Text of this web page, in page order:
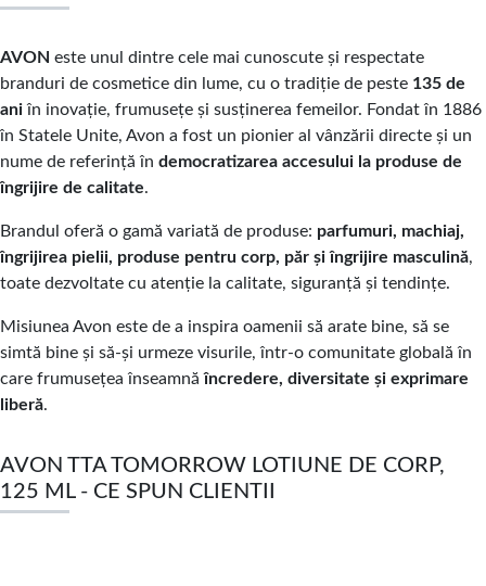
AVON este unul dintre cele mai cunoscute și respectate
branduri de cosmetice din lume, cu o tradiție de peste 135 de
aniîn inovație, frumusețe și susținerea femeilor. Fondat în 1886
în Statele Unite, Avon a fost un pionier al vânzării directe și un
nume de referință în democratizarea accesului la produse de
îngrijire de calitate.
Brandul oferă o gamă variată de produse: parfumuri, machiaj,
îngrijirea pielii, produse pentru corp, păr și îngrijire masculină,
toate dezvoltate cu atenție la calitate, siguranță și tendințe.
Misiunea Avon este de a inspira oamenii să arate bine, să se
simtă bine și să-și urmeze visurile, într-o comunitate globală în
care frumusețea înseamnăîncredere, diversitate și exprimare
liberă.
AVON TTA TOMORROW LOTIUNE DE CORP,
125 ML - CE SPUN CLIENTII